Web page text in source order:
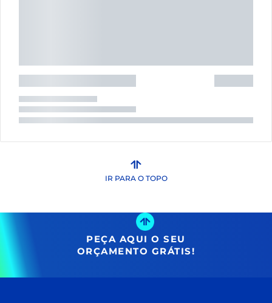
IR PARA O TOPO
PEÇA AQUI O SEU
ORÇAMENTO GRÁTIS!